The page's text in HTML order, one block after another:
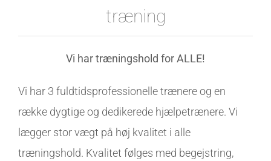
træning
Vi har træningshold for ALLE!
Vi har 3 fuldtidsprofessionelle trænere og en
række dygtige og dedikerede hjælpetrænere. Vi
lægger stor vægt på høj kvalitet i alle
træningshold. Kvalitet følges med begejstring,